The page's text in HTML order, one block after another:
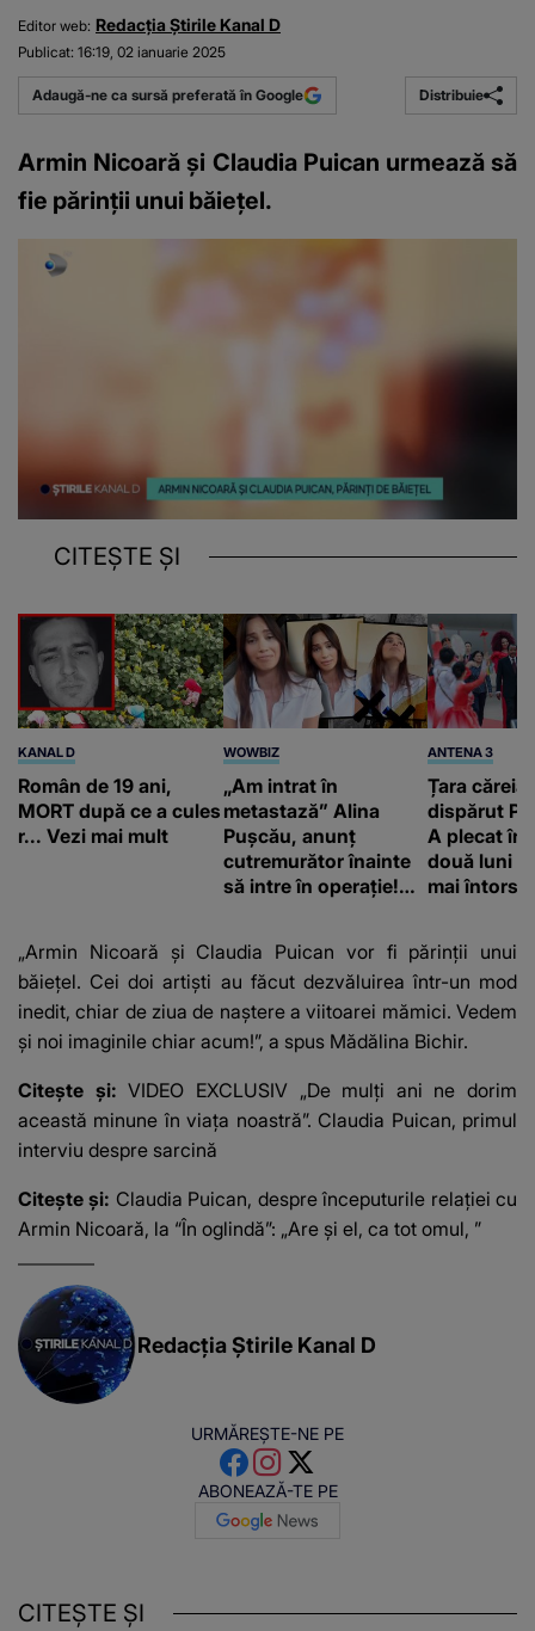
Editor web: Redacția Știrile Kanal D
Publicat: 16:19, 02 ianuarie 2025
Adaugă-ne ca sursă preferată în Google Distribuie
Armin Nicoară și Claudia Puican urmează să
fie părinții unui băiețel.
CITEȘTE ȘI
KANAL D
Român de 19 ani,
MORT după ce a cules
r... Vezi mai mult
WOWBIZ
„Am intrat în
metastază” Alina
Pușcău, anunț
cutremurător înainte
să intre în operație!
fanilor
ANTENA 3
Țara căreia
dispărut
A plecat în
două luni
mai întors
„Armin Nicoară și Claudia Puican vor fi părinții unui
băiețel. Cei doi artiști au făcut dezvăluirea într-un mod
inedit, chiar de ziua de naștere a viitoarei mămici. Vedem
și noi imaginile chiar acum!”, a spus Mădălina Bichir.
Citește și:VIDEO EXCLUSIV „De mulți ani ne dorim
această minune în viața noastră”. Claudia Puican, primul
interviu despre sarcină
Citește și: Claudia Puican, despre începuturile relației cu
Armin Nicoară, la “În oglindă”: „Are și el, ca tot omul, ”
Redacția Știrile Kanal D
URMĂREȘTE-NE PE
ABONEAZĂ-TE PE
CITEȘTE ȘI